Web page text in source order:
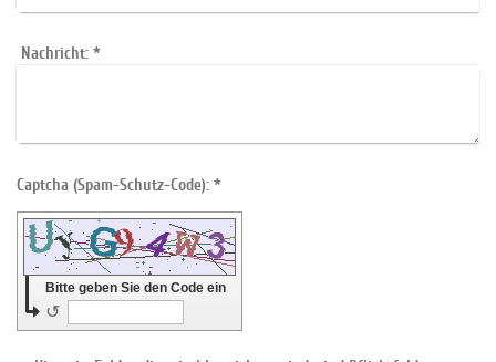
Nachricht: *
Captcha (Spam-Schutz-Code): *
Bitte geben Sie den Code ein
↺